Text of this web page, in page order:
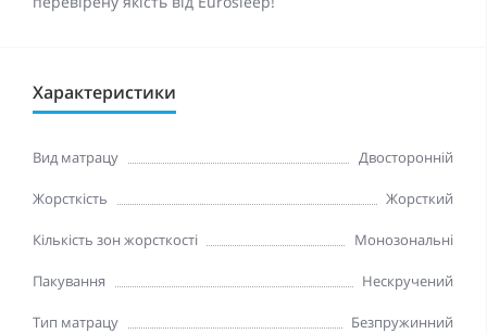
Характеристики
Вид матрацу Двосторонній
Жорсткість Жорсткий
Кількість зон жорсткості Монозональні
Пакування Нескручений
Тип матрацу Безпружинний